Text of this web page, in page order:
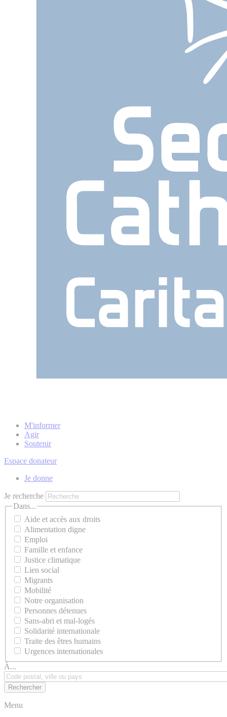
M'informer
Agir
Soutenir
Espace donateur
Je donne
Je recherche
Dans...
Aide et accès aux droits
Alimentation digne
Emploi
Famille et enfance
Justice climatique
Lien social
Migrants
Mobilité
Notre organisation
Personnes détenues
Sans-abri et mal-logés
Solidarité internationale
Traite des êtres humains
Urgences internationales
À...
Menu